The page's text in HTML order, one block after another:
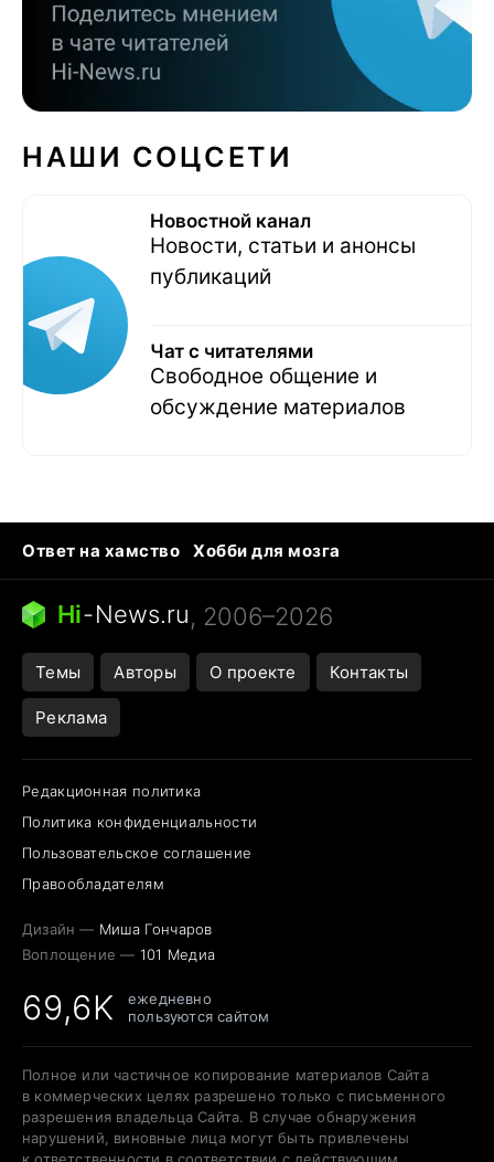
НАШИ СОЦСЕТИ
Новостной канал
Новости, статьи и анонсы
публикаций
Чат с читателями
Свободное общение и
обсуждение материалов
Ответ на хамство
Хобби для мозга
Бензин 100 vs 95
Тунцы в океанариуме
Следующая пандемия
Hi-News.ru, 2006–2026
Темы Авторы О проекте Контакты
Реклама
Редакционная политика
Политика конфиденциальности
Пользовательское соглашение
Правообладателям
Дизайн — Миша Гончаров
Воплощение — 101 Медиа
69,6K
ежедневно
пользуются сайтом
Полное или частичное копирование материалов Сайта
в коммерческих целях разрешено только с письменного
разрешения владельца Сайта. В случае обнаружения
нарушений, виновные лица могут быть привлечены
к ответственности в соответствии с действующим